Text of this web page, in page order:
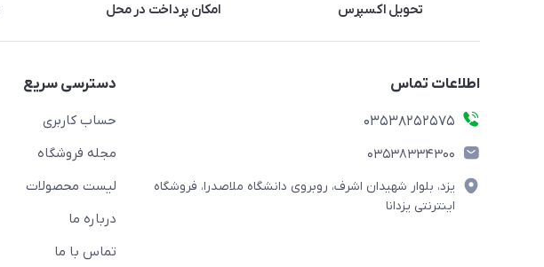
تحویل اکسپرس امکان پرداخت در محل
اطلاعات تماس
03538252575
03538334300
یزد، بلوار شهیدان اشرف، روبروی دانشگاه ملاصدرا، فروشگاه
اینترنتی یزدانا
دسترسی سریع
حساب کاربری
مجله فروشگاه
لیست محصولات
درباره ما
تماس با ما